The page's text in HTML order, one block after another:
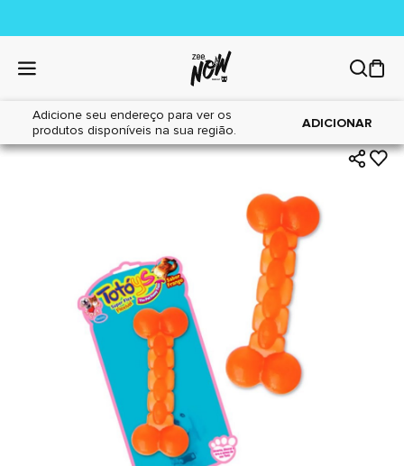
Adicione seu endereço para ver os
produtos disponíveis na sua região.
ADICIONAR
Home|Cães|Brinquedos